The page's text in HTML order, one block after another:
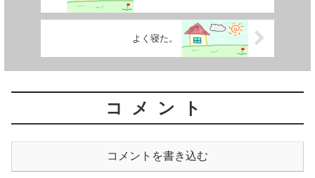
よく寝た。
コメント
コメントを書き込む